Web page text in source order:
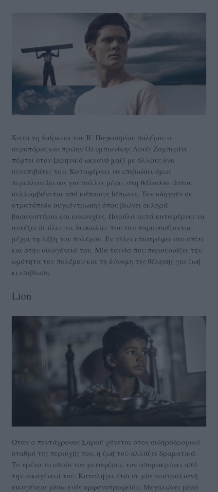
Κατά τη διάρκεια του Β’ Παγκοσμίου πολέμου ο
αεροπόρος και πρώην Ολυμπιονίκης Λουίς Ζαμπερίνι
πέφτει στον Ειρηνικό ωκεανό μαζί με άλλους δυο
συνεπιβάτες του. Καταφέρνει να επιβιώσει όμως
περιπλανώμενος για πολλές μέρες στη θάλασσα ώσπου
συλλαμβάνεται από κάποιους Ιάπωνες. Τον οδηγούν σε
στρατόπεδο συγκέντρωσης όπου βιώνει σκληρά
βασανιστήρια και κακουχίες. Παρόλα αυτά καταφέρνει να
αντέξει σε όλες τις δυσκολίες που του παρουσιάζονται
μέχρι τη λήξη του πολέμου. Εν τέλει επιστρέφει στο σπίτι
και στην οικογένειά του. Μία ταινία που παρουσιάζει την
ωμότητα του πολέμου και τη δύναμη της θέλησης για ζωή
κι επιβίωση.
Lion
Όταν ο πεντάχρονος Σαρού χάνεται στον σιδηροδρομικό
σταθμό της περιοχής του, η ζωή του αλλάζει δραματικά.
Το τρένο το οποίο τον μεταφέρει, τον απομακρύνει από
την οικογένειά του. Καταλήγει έτσι σε μία αυστραλιανή
οικογένεια μέσω ενός ορφανοτροφείου. Μεγαλώνει μέσα